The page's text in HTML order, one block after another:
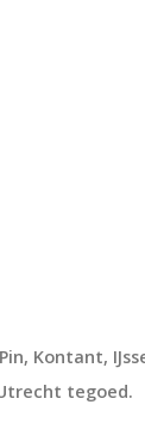
Kontant,
tegoed.